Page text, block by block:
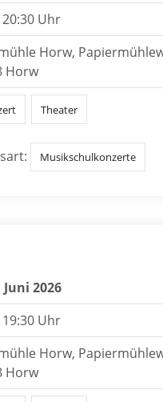
20:30 Uhr
Horw,
Horw
Theater
Musikschulkonzerte
Juni 2026
19:30 Uhr
Horw,
Horw